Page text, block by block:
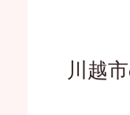
川越